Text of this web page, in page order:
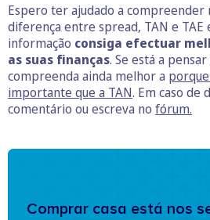
Espero ter ajudado a
diferença entre spread, TAN e TAE
informação consiga efectuar
as suas finanças. Se está a
compreenda ainda melhor a
importante que a TAN. Em caso de
comentário ou escreva no fórum.
Comprar casa está nos